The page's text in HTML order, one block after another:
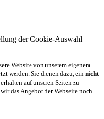
der Cookie-Auswahl
Website von unserem eigenem
werden. Sie dienen dazu, ein nicht
auf unseren Seiten zu
das Angebot der Webseite noch